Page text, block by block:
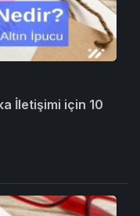
İletişimi için 10